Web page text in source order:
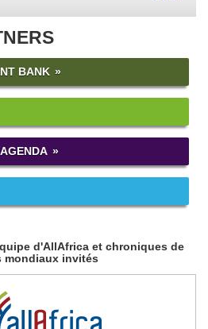
BANK
d'AllAfrica et chroniques de
mondiaux invités